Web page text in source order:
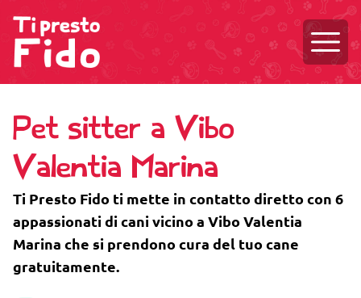
Pet sitter a Vibo
Valentia Marina
Ti Presto Fido ti mette in contatto diretto con 6
appassionati di cani vicino a Vibo Valentia
Marina che si prendono cura del tuo cane
gratuitamente.